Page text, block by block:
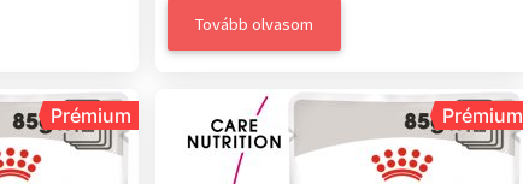
Tovább olvasom
Prémium Prémium